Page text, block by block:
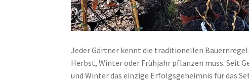
Jeder Gärtner kennt die traditionellen
Herbst, Winter oder Frühjahr pflanzen muss. Seit
und Winter das einzige Erfolgsgeheimnis für das